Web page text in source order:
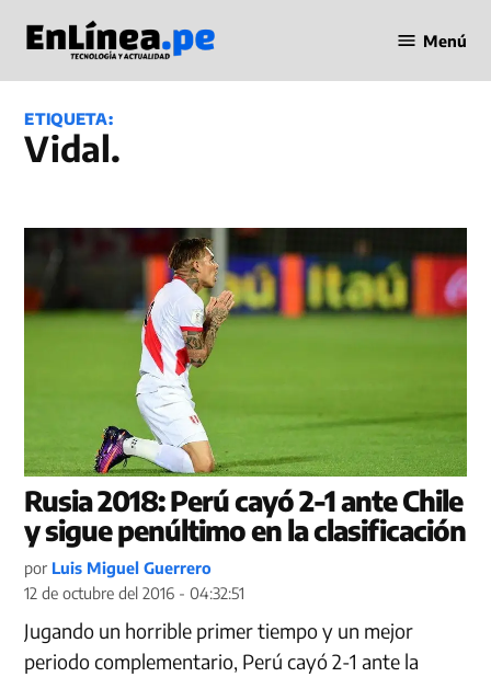
contenido
en Línea
Menú
ETIQUETA:
Vidal.
Rusia 2018: Perú cayó 2-1 ante Chile
y sigue penúltimo en la clasificación
por Luis Miguel Guerrero
12 de octubre del 2016 - 04:32:51
Jugando un horrible primer tiempo y un mejor
periodo complementario, Perú cayó 2-1 ante la